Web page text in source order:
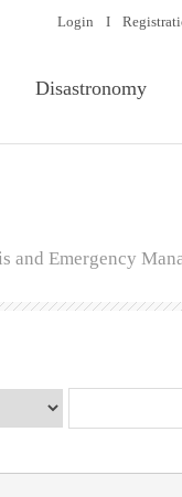
Login I
Disastronomy
and Emergency